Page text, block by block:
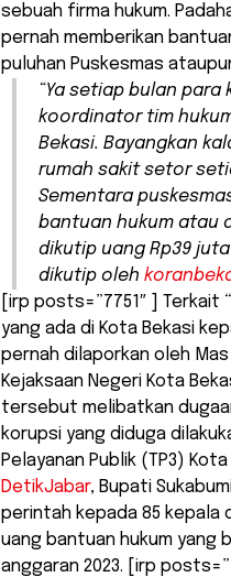
sebuah firma hukum.
pernah memberikan
puluhan Puskesmas
“Ya setiap bulan para
koordinator tim
Bekasi. Bayangkan
rumah sakit setor
Sementara
bantuan hukum atau
dikutip uang Rp39
dikutip oleh
[irp posts=”7751″ ] Terkait
yang ada di Kota Bekasi
pernah dilaporkan oleh
Kejaksaan Negeri Kota
tersebut melibatkan
korupsi yang diduga
Pelayanan Publik (TP3)
DetikJabar, Bupati
perintah kepada 85 kepala
uang bantuan hukum yang
anggaran 2023. [irp